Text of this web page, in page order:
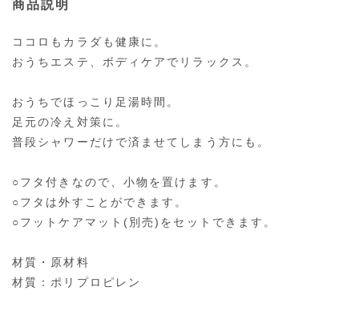
商品説明
ココロもカラダも健康に。
おうちエステ、ボディケアでリラックス。
おうちでほっこり足湯時間。
足元の冷え対策に。
普段シャワーだけで済ませてしまう方にも。
○フタ付きなので、小物を置けます。
○フタは外すことができます。
○フットケアマット(別売)をセットできます。
材質・原材料
材質：ポリプロピレン